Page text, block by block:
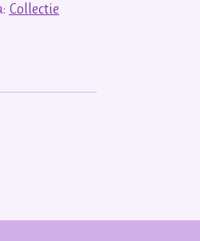
Collectie